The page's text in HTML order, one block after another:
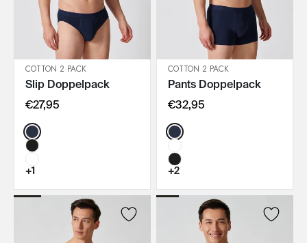
IN DEN WARENKORB
COTTON 2 PACK
Slip Doppelpack
€27,95
Color:
+1
IN DEN WARENKORB
COTTON 2 PACK
Pants Doppelpack
€32,95
Color:
+2